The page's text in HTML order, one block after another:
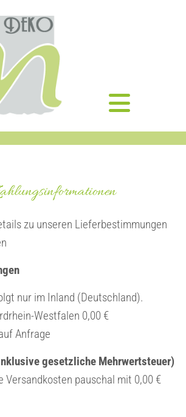
zu unseren Lieferbestimmungen
nur im Inland (Deutschland).
Westfalen 0,00 €
Anfrage
gesetzliche Mehrwertsteuer)
Versandkosten pauschal mit 0,00 €